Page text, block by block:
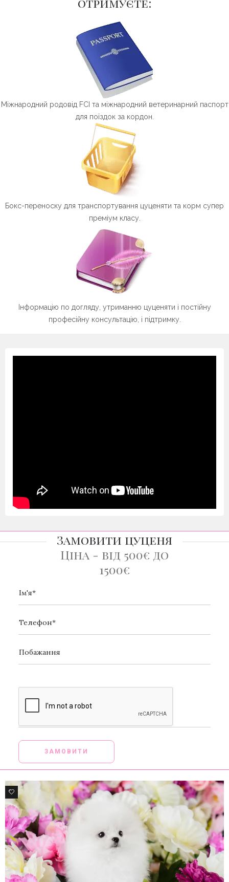
Міжнародний родовід FCI та міжнародний ветеринарний паспорт
для поїздок за кордон.
Бокс-переноску для транспортування цуценяти та корм супер
преміум класу.
Інформацію по догляду, утриманню цуценяти і постійну
професійну консультацію, і підтримку.
Замовити цуценя
Ціна - від 500€ до
1500€
0